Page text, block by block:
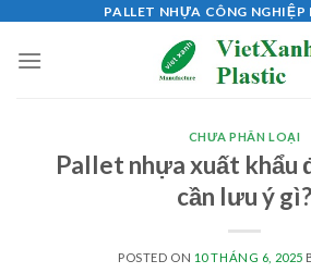
content
PALLET NHỰA CÔNG NGHIỆP
CHƯA PHÂN LOẠI
Pallet nhựa xuất khẩu
cần lưu ý gì?
POSTED ON 10 THÁNG 6, 2025